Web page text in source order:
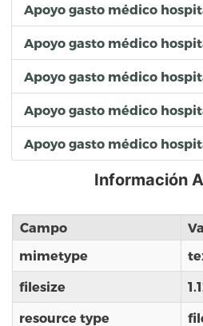
Apoyo gasto médico
Apoyo gasto médico
Apoyo gasto médico
Apoyo gasto médico
Apoyo gasto médico
Información
Campo
mimetype
filesize
resource type